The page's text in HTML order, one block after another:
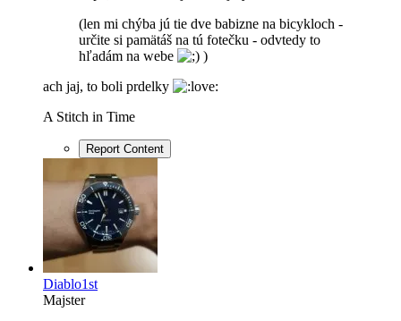
(len mi chýba jú tie dve babizne na bicykloch -
určite si pamätáš na tú fotečku - odvtedy to
hľadám na webe
)
ach jaj, to boli prdelky
A Stitch in Time
Report Content
Diablo1st
Majster